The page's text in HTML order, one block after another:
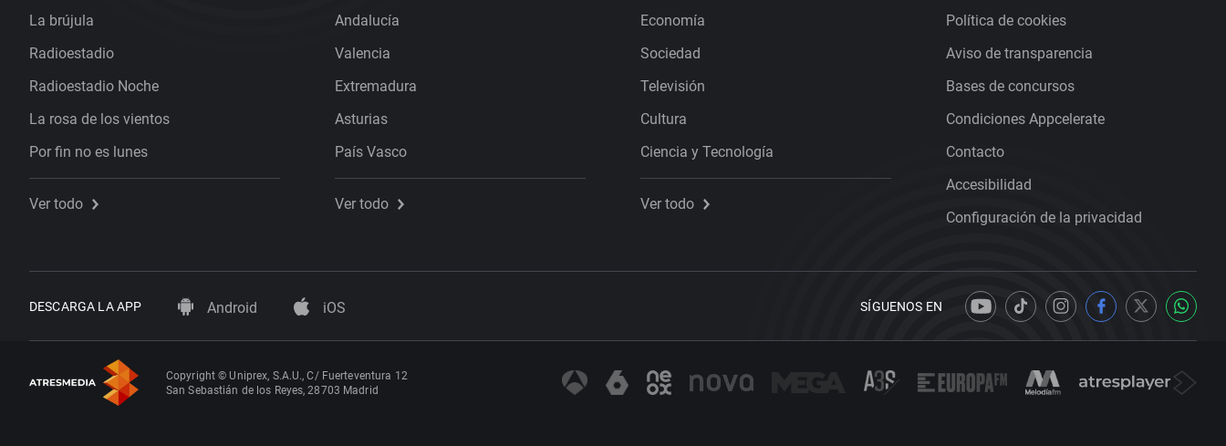
La brújula
Radioestadio
Radioestadio Noche
La rosa de los vientos
Por fin no es lunes
Ver todo
Andalucía
Valencia
Extremadura
Asturias
País Vasco
Ver todo
Economía
Sociedad
Televisión
Cultura
Ciencia y Tecnología
Ver todo
Política de cookies
Aviso de transparencia
Bases de concursos
Condiciones Appcelerate
Contacto
Accesibilidad
Configuración de la privacidad
DESCARGA LA APP Android iOS SÍGUENOS EN
Copyright © Uniprex, S.A.U., C/ Fuerteventura 12
San Sebastián de los Reyes, 28703 Madrid